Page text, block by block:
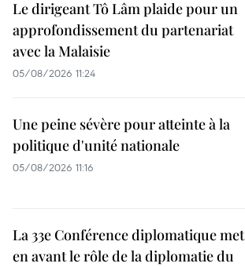
Le dirigeant Tô Lâm plaide pour un
approfondissement du partenariat
avec la Malaisie
05/08/2026 11:24
Une peine sévère pour atteinte à la
politique d'unité nationale
05/08/2026 11:16
La 33e Conférence diplomatique met
en avant le rôle de la diplomatie du